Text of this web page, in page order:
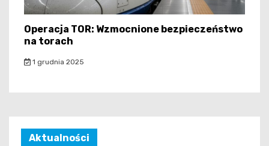
Operacja TOR: Wzmocnione bezpieczeństwo
na torach
1 grudnia 2025
Aktualności